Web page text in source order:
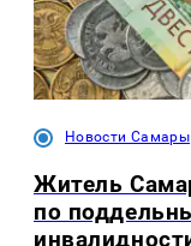
Новости Самары
Житель
по